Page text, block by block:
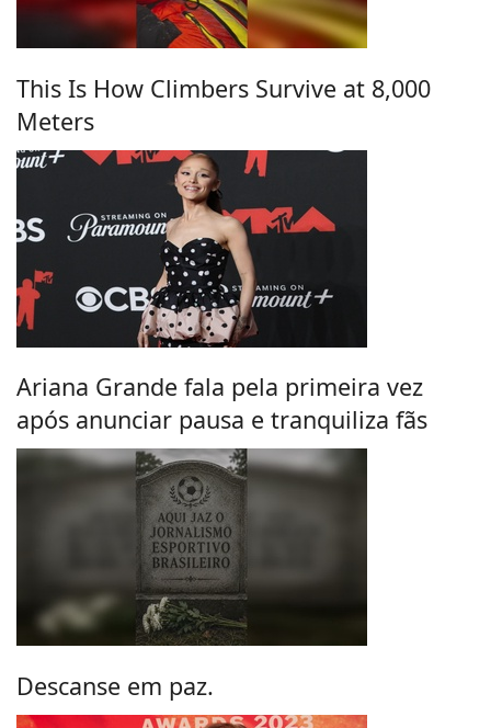
This Is How Climbers Survive at 8,000
Meters
Ariana Grande fala pela primeira vez
após anunciar pausa e tranquiliza fãs
Descanse em paz.